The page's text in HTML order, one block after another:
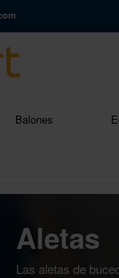
Balones
Aletas
Las aletas de